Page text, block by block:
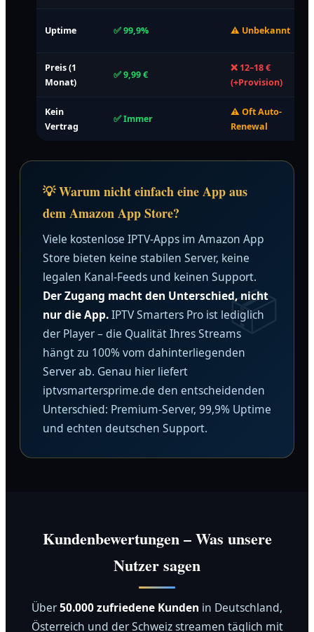
Uptime ✅ 99,9% ⚠️ Unbekannt
Preis (1
Monat)
✅ 9,99 €
❌ 12–18 €
(+Provision)
Kein
Vertrag
✅ Immer
⚠️ Oft Auto-
Renewal
💡 Warum nicht einfach eine App aus
dem Amazon App Store?
Viele kostenlose IPTV-Apps im Amazon App
Store bieten keine stabilen Server, keine
legalen Kanal-Feeds und keinen Support.
Der Zugang macht den Unterschied, nicht
nur die App.IPTV Smarters Pro ist lediglich
der Player – die Qualität Ihres Streams
hängt zu 100% vom dahinterliegenden
Server ab. Genau hier liefert
iptvsmartersprime.de den entscheidenden
Unterschied: Premium-Server, 99,9% Uptime
und echten deutschen Support.
Kundenbewertungen – Was unsere
Nutzer sagen
Über50.000 zufriedene Kunden in Deutschland,
Österreich und der Schweiz streamen täglich mit